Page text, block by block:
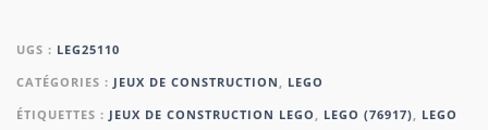
UGS : LEG25110
CATÉGORIES : JEUX DE CONSTRUCTION
LEGO
ÉTIQUETTES : JEUX DE CONSTRUCTION LEGO LEGO (76917)
LEGO